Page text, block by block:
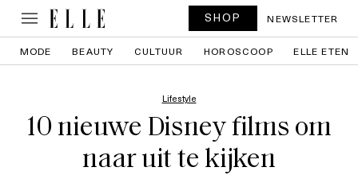
SHOP NEWSLETTER
MODE BEAUTY CULTUUR HOROSCOOP ELLE ETEN
Lifestyle
10 nieuwe Disney films om
naar uit te kijken